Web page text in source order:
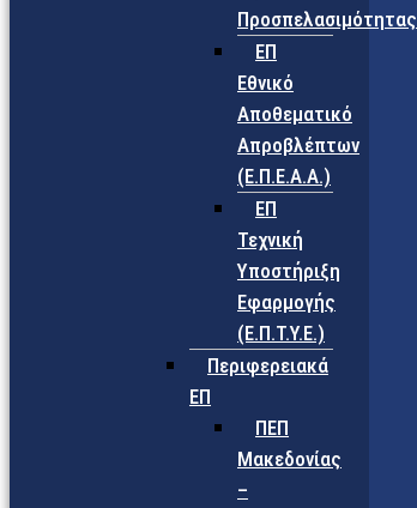
Προσπελασιμότητας
ΕΠ
Εθνικό
Αποθεματικό
Απροβλέπτων
(Ε.Π.Ε.Α.Α.)
ΕΠ
Τεχνική
Υποστήριξη
Εφαρμογής
(Ε.Π.Τ.Υ.Ε.)
Περιφερειακά
ΕΠ
ΠΕΠ
Μακεδονίας
–